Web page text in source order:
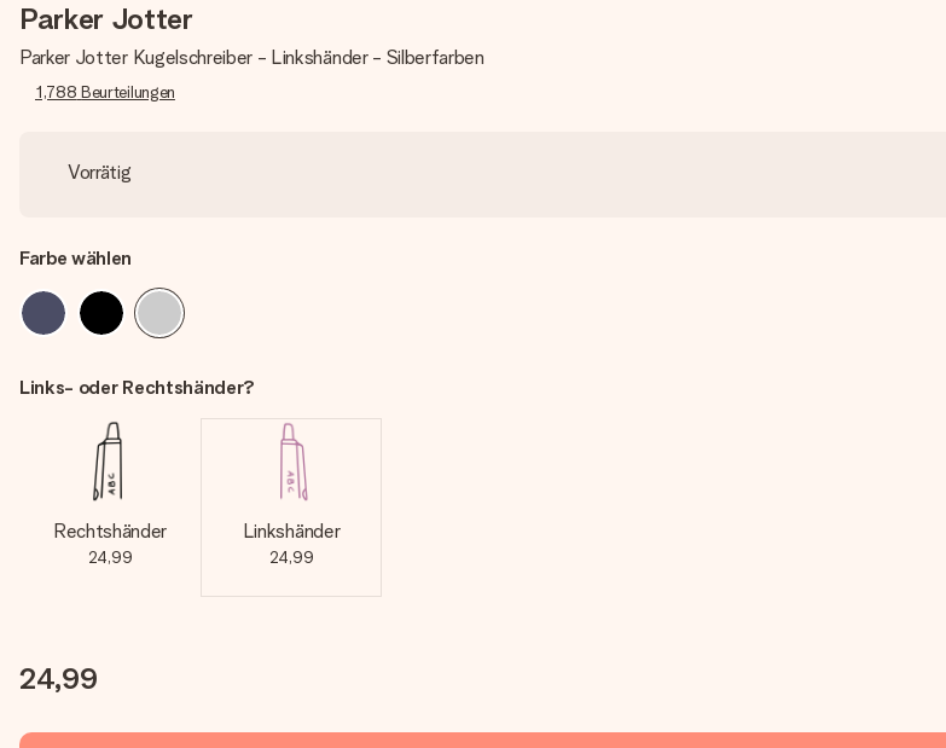
Parker Jotter
Parker Jotter Kugelschreiber - Linkshänder - Silberfarben
1,788 Beurteilungen
Vorrätig
Farbe wählen
Links- oder Rechtshänder?
Rechtshänder
24,99
Linkshänder
24,99
24,99